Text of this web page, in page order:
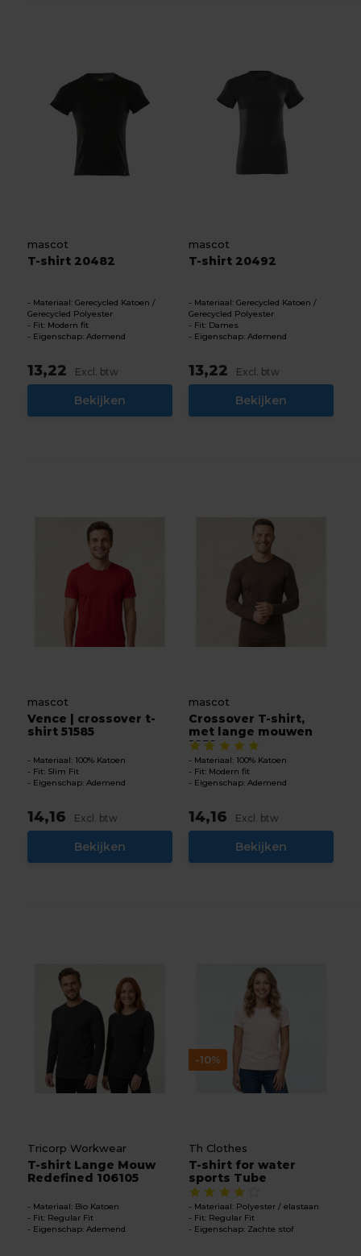
mascot
T-shirt 20482
Materiaal: Gerecycled Katoen /
Gerecycled Polyester
Fit: Modern fit
Eigenschap: Ademend
13,22 Excl. btw
Bekijken
mascot
T-shirt 20492
Materiaal: Gerecycled Katoen /
Gerecycled Polyester
Fit: Dames
Eigenschap: Ademend
13,22 Excl. btw
Bekijken
mascot
Vence | crossover t-
shirt 51585
Materiaal: 100% Katoen
Fit: Slim Fit
Eigenschap: Ademend
14,16 Excl. btw
Bekijken
mascot
Crossover T-shirt,
met lange mouwen
1858...
Materiaal: 100% Katoen
Fit: Modern fit
Eigenschap: Ademend
14,16 Excl. btw
Bekijken
Tricorp Workwear
T-shirt Lange Mouw
Redefined 106105
Materiaal: Bio Katoen
Fit: Regular Fit
Eigenschap: Ademend
-10%
Th Clothes
T-shirt for water
sports Tube
Materiaal: Polyester / elastaan
Fit: Regular Fit
Eigenschap: Zachte stof